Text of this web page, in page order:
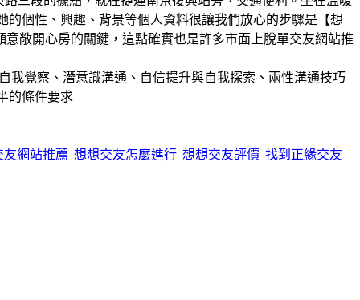
個性、興趣、背景等個人資料很讓我們放心的步驟是【想
敞開心房的關鍵，這點確實也是許多市面上脫單交友網站推
我覺察、潛意識溝通、自信提升與自我探索、兩性溝通技巧
的條件要求
友網站推薦 想想交友怎麼進行 想想交友評價 找到正緣交友